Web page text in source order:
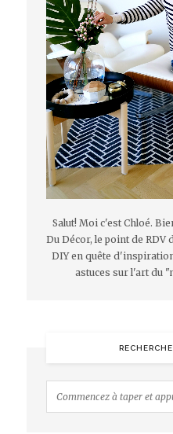
Salut! Moi c'est Chloé.
Du Décor, le point de RDV
DIY en quête
astuces sur l'art du